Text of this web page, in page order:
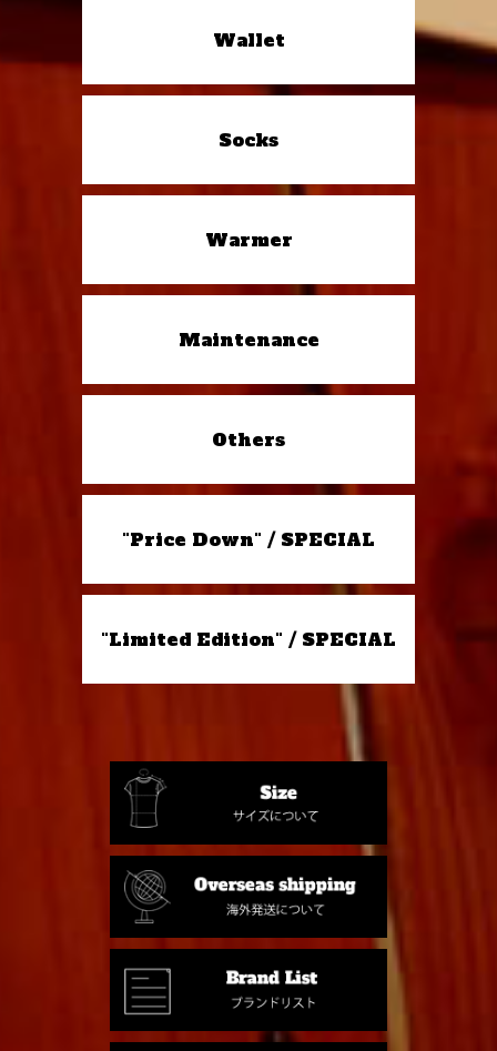
Wallet
Socks
Warmer
Maintenance
Others
"Price Down" / SPECIAL
"Limited Edition" / SPECIAL